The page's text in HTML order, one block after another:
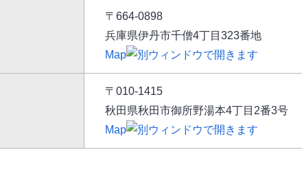
〒664-0898
兵庫県伊丹市千僧4丁目323番地
Map
〒010-1415
秋田県秋田市御所野湯本4丁目2番3号
Map